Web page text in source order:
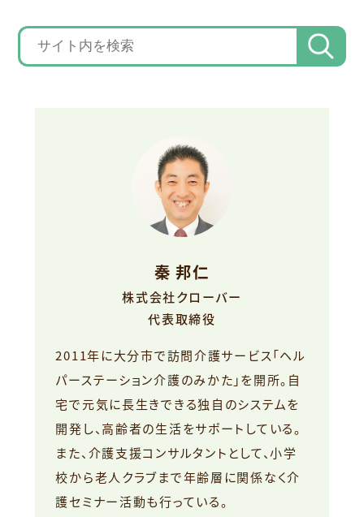
秦 邦仁
株式会社クローバー
代表取締役
2011年に大分市で訪問介護サービス「ヘル
パーステーション介護のみかた」を開所。自
宅で元気に長生きできる独自のシステムを
開発し、高齢者の生活をサポートしている。
また、介護支援コンサルタントとして、小学
校から老人クラブまで年齢層に関係なく介
護セミナー活動も行っている。